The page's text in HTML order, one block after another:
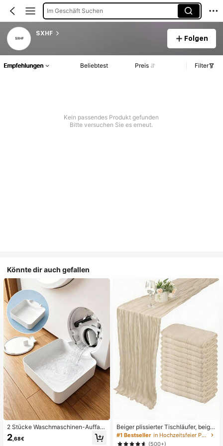
Im Geschäft Suchen
SXHF
Folgen
Empfehlungen Beliebtest Preis Filter
Kein passendes Produkt gefunden
Bitte versuchen Sie es erneut.
Könnte dir auch gefallen
2 Stücke Waschmaschinen-Auffan
gwanne Tropfschale, wasserdichte
Bodenschutzmatte für Waschraum,
2 ,68€
Beiger plissierter Tischläufer, beige
Tischdecke, Geburtstagsfeier-Zub
ehör, Geburtstagsdekoration, hellbr
#1 Bestseller
in Hochzeitsfeier Party-Tischdecke
(500+)